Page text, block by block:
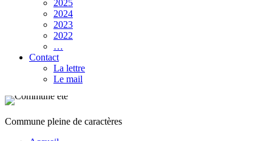
2025
2024
2023
2022
…
Contact
La lettre
Le mail
Commune pleine de caractères